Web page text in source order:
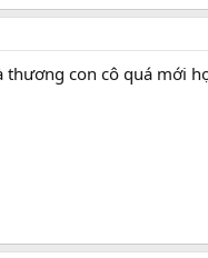
thương con cô quá mới